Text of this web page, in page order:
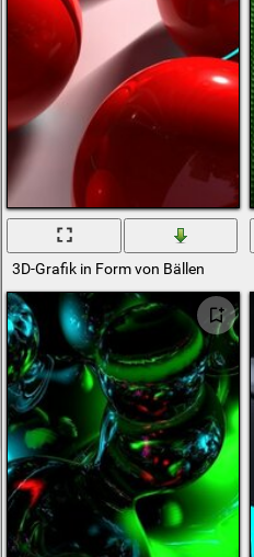
3D-Grafik in Form von Bällen